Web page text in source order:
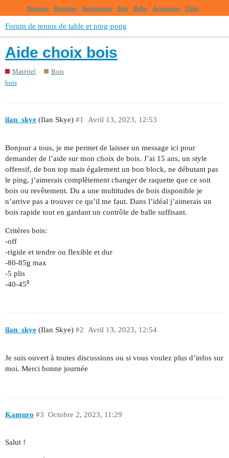
Boutique Raquettes Revêtements Bois Balles Accessoires Clubs
Forum de tennis de table et ping-pong
Aide choix bois
Matériel
Bois
bois
ilan_skye (Ilan Skye) Avril 13, 2023, 12:53
#1
Bonjour a tous, je me permet de laisser un message ici pour
demander de l’aide sur mon choix de bois. J’ai 15 ans, un style
offensif, de bon top mais également un bon block, ne débutant pas
le ping, j’aimerais complètement changer de raquette que ce soit
bois ou revêtement. Du a une multitudes de bois disponible je
n’arrive pas a trouver ce qu’il me faut. Dans l’idéal j’aimerais un
bois rapide tout en gardant un contrôle de balle suffisant.
Critères bois:
-off
-rigide et tendre ou flexible et dur
-80-85g max
-5 plis
-40-45⁰
ilan_skye (Ilan Skye) Avril 13, 2023, 12:54
#2
Je suis ouvert à toutes discussions ou si vous voulez plus d’infos sur
moi. Merci bonne journée
Kamuro Octobre 2, 2023, 11:29
#3
Salut !